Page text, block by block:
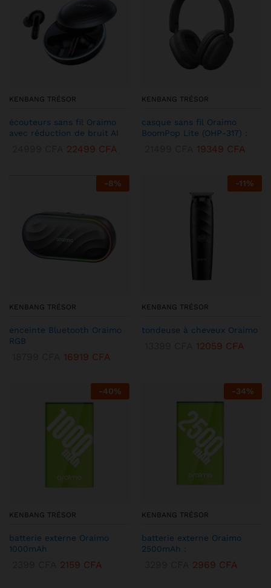
KENBANG TRÉSOR
écouteurs sans fil Oraimo
avec réduction de bruit AI
22499 CFA
KENBANG TRÉSOR
casque sans fil Oraimo
BoomPop Lite (OHP-317) :
19349 CFA
-8%
KENBANG TRÉSOR
enceinte Bluetooth Oraimo
RGB
16919 CFA
-11%
KENBANG TRÉSOR
tondeuse à cheveux Oraimo
12059 CFA
-40%
KENBANG TRÉSOR
batterie externe Oraimo
1000mAh
2159 CFA
-34%
KENBANG TRÉSOR
batterie externe Oraimo
2500mAh :
2969 CFA